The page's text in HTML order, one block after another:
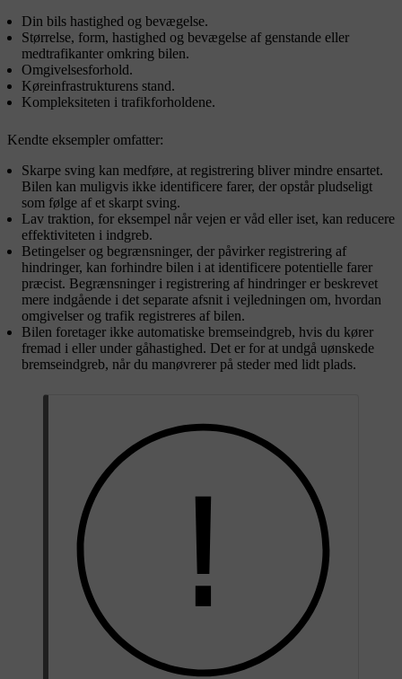
Din bils hastighed og bevægelse.
Størrelse, form, hastighed og bevægelse af genstande eller
medtrafikanter omkring bilen.
Omgivelsesforhold.
Køreinfrastrukturens stand.
Kompleksiteten i trafikforholdene.
Kendte eksempler omfatter:
Skarpe sving kan medføre, at registrering bliver mindre ensartet.
Bilen kan muligvis ikke identificere farer, der opstår pludseligt
som følge af et skarpt sving.
Lav traktion, for eksempel når vejen er våd eller iset, kan reducere
effektiviteten i indgreb.
Betingelser og begrænsninger, der påvirker registrering af
hindringer, kan forhindre bilen i at identificere potentielle farer
præcist. Begrænsninger i registrering af hindringer er beskrevet
mere indgående i det separate afsnit i vejledningen om, hvordan
omgivelser og trafik registreres af bilen.
Bilen foretager ikke automatiske bremseindgreb, hvis du kører
fremad i eller under gåhastighed. Det er for at undgå uønskede
bremseindgreb, når du manøvrerer på steder med lidt plads.